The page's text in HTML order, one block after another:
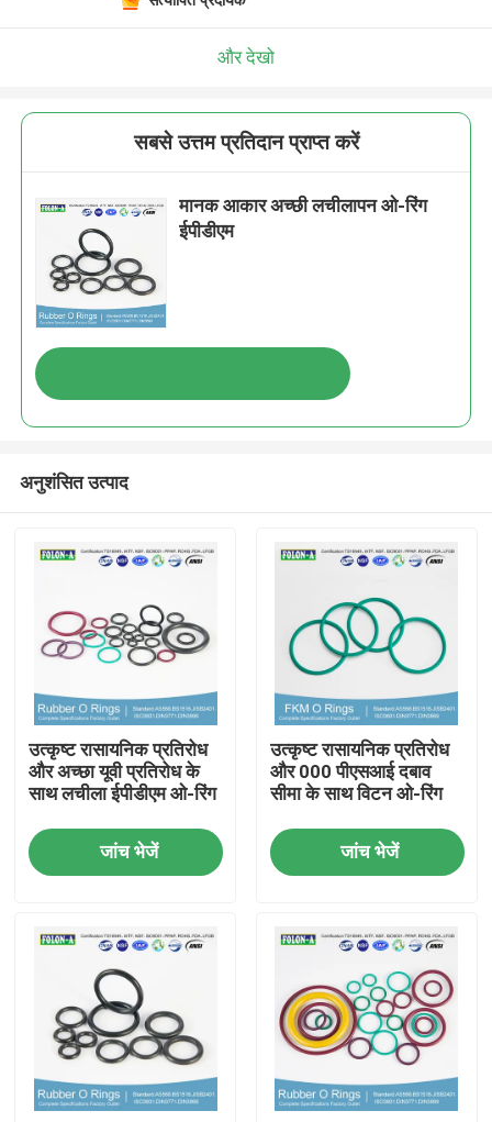
वीडियो
हमारे बारे में
और देखो
सबसे उत्तम प्रतिदान प्राप्त करें
मानक आकार अच्छी लचीलापन ओ-रिंग
ईपीडीएम
अनुशंसित उत्पाद
उत्कृष्ट रासायनिक प्रतिरोध
और अच्छा यूवी प्रतिरोध के
साथ लचीला ईपीडीएम ओ-रिंग
जांच भेजें
उत्कृष्ट रासायनिक प्रतिरोध
और 000 पीएसआई दबाव
सीमा के साथ विटन ओ-रिंग
जांच भेजें